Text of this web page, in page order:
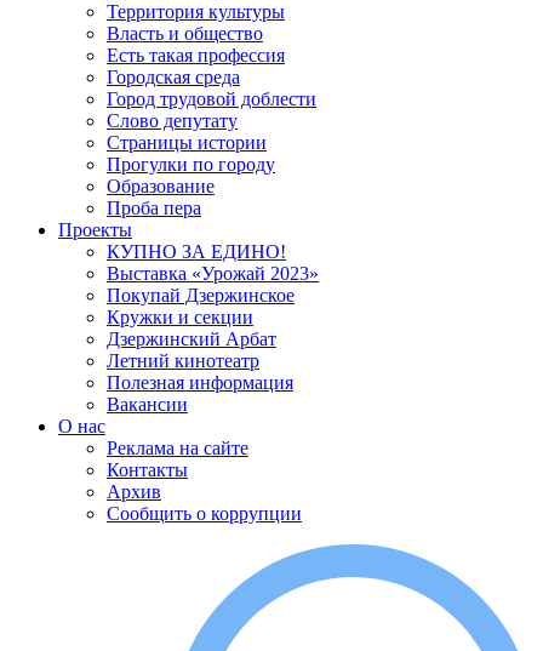
Территория культуры
Власть и общество
Есть такая профессия
Городская среда
Город трудовой доблести
Слово депутату
Страницы истории
Прогулки по городу
Образование
Проба пера
Проекты
КУПНО ЗА ЕДИНО!
Выставка «Урожай 2023»
Покупай Дзержинское
Кружки и секции
Дзержинский Арбат
Летний кинотеатр
Полезная информация
Вакансии
О нас
Реклама на сайте
Контакты
Архив
Сообщить о коррупции